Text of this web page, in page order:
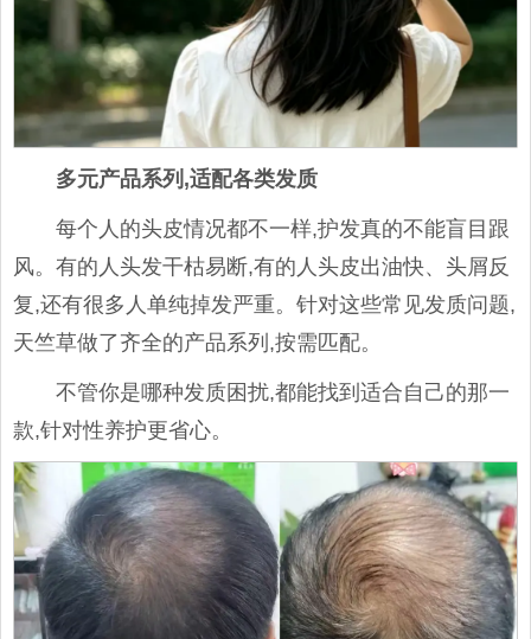
多元产品系列,适配各类发质
每个人的头皮情况都不一样,护发真的不能盲目跟
风。有的人头发干枯易断,有的人头皮出油快、头屑反
复,还有很多人单纯掉发严重。针对这些常见发质问题,
天竺草做了齐全的产品系列,按需匹配。
不管你是哪种发质困扰,都能找到适合自己的那一
款,针对性养护更省心。